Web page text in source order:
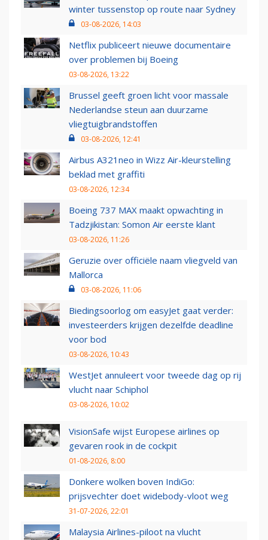
winter tussenstop op route naar Sydney
03-08-2026, 14:03
Netflix publiceert nieuwe documentaire
over problemen bij Boeing
03-08-2026, 13:22
Brussel geeft groen licht voor massale
Nederlandse steun aan duurzame
vliegtuigbrandstoffen
03-08-2026, 12:41
Airbus A321neo in Wizz Air-kleurstelling
beklad met graffiti
03-08-2026, 12:34
Boeing 737 MAX maakt opwachting in
Tadzjikistan: Somon Air eerste klant
03-08-2026, 11:26
Geruzie over officiële naam vliegveld van
Mallorca
03-08-2026, 11:06
Biedingsoorlog om easyJet gaat verder:
investeerders krijgen dezelfde deadline
voor bod
03-08-2026, 10:43
WestJet annuleert voor tweede dag op rij
vlucht naar Schiphol
03-08-2026, 10:02
VisionSafe wijst Europese airlines op
gevaren rook in de cockpit
01-08-2026, 8:00
Donkere wolken boven IndiGo:
prijsvechter doet widebody-vloot weg
31-07-2026, 22:01
Malaysia Airlines-piloot na vlucht